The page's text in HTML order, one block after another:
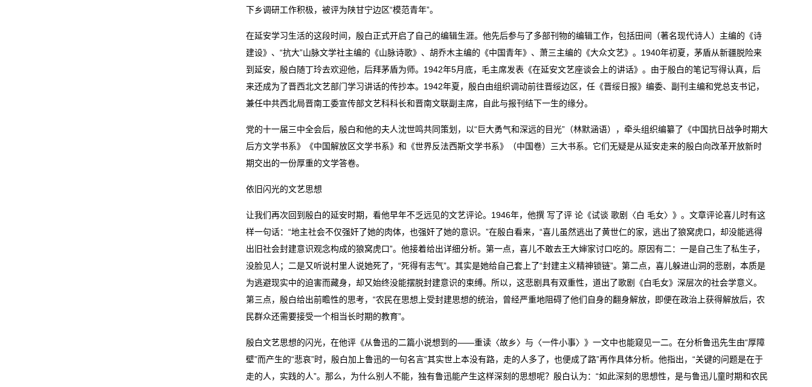
下乡调研工作积极，被评为陕甘宁边区“模范青年”。
在延安学习生活的这段时间，殷白正式开启了自己的编辑生涯。他先后参与了多部刊物的编辑工作，包括田间（著名现代诗人）主编的《诗
建设》、“抗大”山脉文学社主编的《山脉诗歌》、胡乔木主编的《中国青年》、萧三主编的《大众文艺》。1940年初夏，茅盾从新疆脱险来
到延安，殷白随丁玲去欢迎他，后拜茅盾为师。1942年5月底，毛主席发表《在延安文艺座谈会上的讲话》。由于殷白的笔记写得认真，后
来还成为了晋西北文艺部门学习讲话的传抄本。1942年夏，殷白由组织调动前往晋绥边区，任《晋绥日报》编委、副刊主编和党总支书记，
兼任中共西北局晋南工委宣传部文艺科科长和晋南文联副主席，自此与报刊结下一生的缘分。
党的十一届三中全会后，殷白和他的夫人沈世鸣共同策划，以“巨大勇气和深远的目光”（林默涵语），牵头组织编纂了《中国抗日战争时期大
后方文学书系》《中国解放区文学书系》和《世界反法西斯文学书系》（中国卷）三大书系。它们无疑是从延安走来的殷白向改革开放新时
期交出的一份厚重的文学答卷。
依旧闪光的文艺思想
让我们再次回到殷白的延安时期，看他早年不乏远见的文艺评论。1946年，他撰 写了评 论《试谈 歌剧〈白 毛女〉》。文章评论喜儿时有这
样一句话：“地主社会不仅强奸了她的肉体，也强奸了她的意识。”在殷白看来，“喜儿虽然逃出了黄世仁的家，逃出了狼窝虎口，却没能逃得
出旧社会封建意识观念构成的狼窝虎口”。他接着给出详细分析。第一点，喜儿不敢去王大婶家讨口吃的。原因有二：一是自己生了私生子，
没脸见人；二是又听说村里人说她死了，“死得有志气”。其实是她给自己套上了“封建主义精神锁链”。第二点，喜儿躲进山洞的悲剧，本质是
为逃避现实中的迫害而藏身，却又始终没能摆脱封建意识的束缚。所以，这悲剧具有双重性，道出了歌剧《白毛女》深层次的社会学意义。
第三点，殷白给出前瞻性的思考，“农民在思想上受封建思想的统治，曾经严重地阻碍了他们自身的翻身解放，即便在政治上获得解放后，农
民群众还需要接受一个相当长时期的教育”。
殷白文艺思想的闪光，在他评《从鲁迅的二篇小说想到的——重读〈故乡〉与〈一件小事〉》一文中也能窥见一二。在分析鲁迅先生由“厚障
壁”而产生的“悲哀”时，殷白加上鲁迅的一句名言“其实世上本没有路，走的人多了，也便成了路”再作具体分析。他指出，“关键的问题是在于
走的人，实践的人”。那么，为什么别人不能，独有鲁迅能产生这样深刻的思想呢？殷白认为：“如此深刻的思想性，是与鲁迅儿童时期和农民